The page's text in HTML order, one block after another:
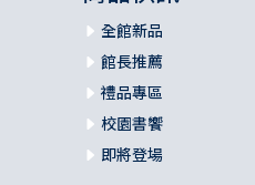
全館新品
館長推薦
禮品專區
校園書饗
即將登場